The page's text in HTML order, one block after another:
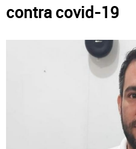
contra covid-19